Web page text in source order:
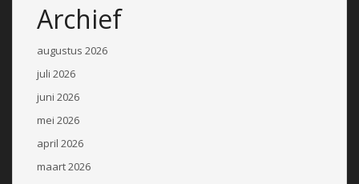
Archief
augustus 2026
juli 2026
juni 2026
mei 2026
april 2026
maart 2026